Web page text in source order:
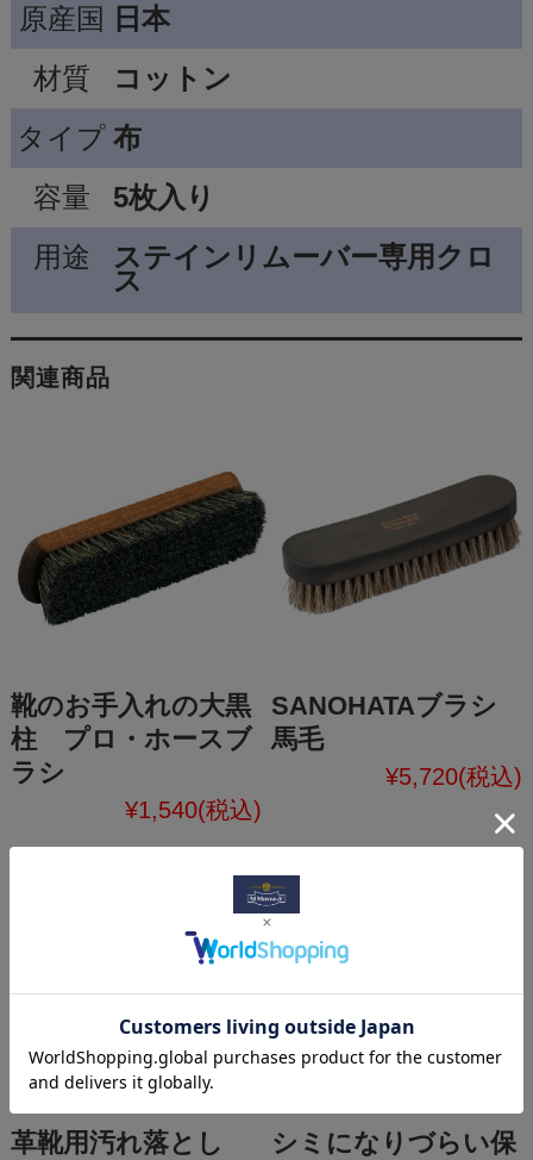
原産国
日本
材質
コットン
タイプ 布
容量
5枚入り
用途
ステインリムーバー専用クロ
ス
関連商品
靴のお手入れの大黒
柱 プロ・ホースブ
ラシ
¥1,540(税込)
SANOHATAブラシ
馬毛
¥5,720(税込)
革靴用汚れ落とし
シミになりづらい保